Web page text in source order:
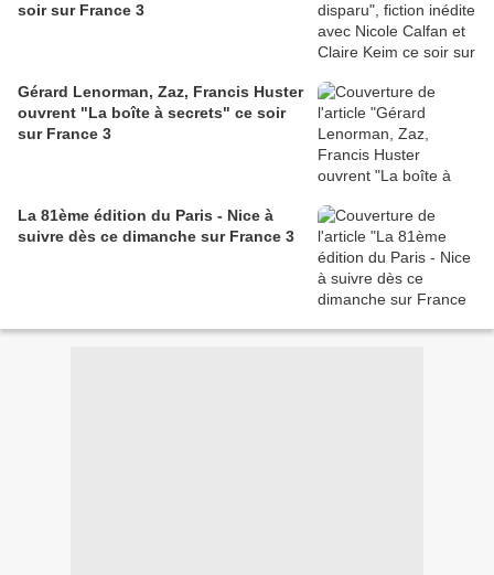
soir sur France 3
Gérard Lenorman, Zaz, Francis Huster
ouvrent "La boîte à secrets" ce soir
sur France 3
La 81ème édition du Paris - Nice à
suivre dès ce dimanche sur France 3